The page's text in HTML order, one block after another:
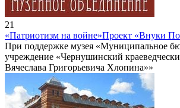
21
«Патриотизм на войне»Проект «Внуки
При поддержке музея «Муниципальное
учреждение «Чернушинский
Вячеслава Григорьевича Хлопина»»